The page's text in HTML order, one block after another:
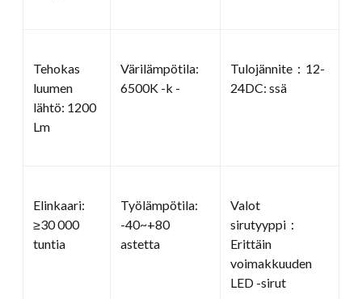
Tehokas
luumen
lähtö: 1200
Lm
Värilämpötila:
6500K -k -
Tulojännite：12-
24DC: ssä
Elinkaari:
≥30 000
tuntia
Työlämpötila:
-40~+80
astetta
Valot
sirutyyppi：
Erittäin
voimakkuuden
LED -sirut